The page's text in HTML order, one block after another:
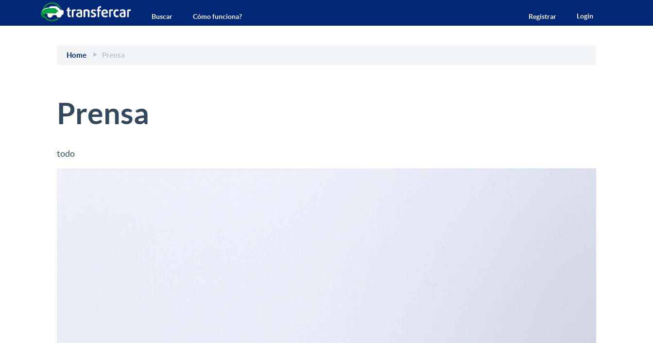
Buscar Cómo funciona? Registrar Login
Home Prensa
Prensa
todo